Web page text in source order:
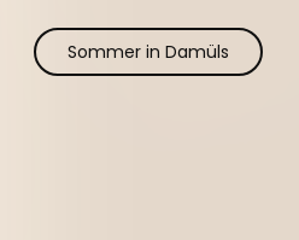
Sommer in Damüls